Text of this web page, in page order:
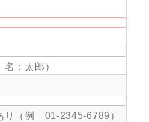
：太郎）
り（例 01-2345-6789）